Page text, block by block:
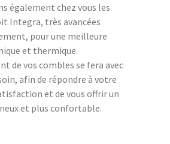
également chez vous les
Integra, très avancées
pour une meilleure
et thermique.
de vos combles se fera avec
afin de répondre à votre
et de vous offrir un
et plus confortable.